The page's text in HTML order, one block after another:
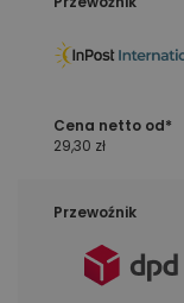
29,30 zł